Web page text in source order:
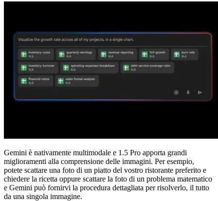
Gemini è nativamente multimodale e 1.5 Pro apporta grandi
miglioramenti alla comprensione delle immagini. Per esempio,
potete scattare una foto di un piatto del vostro ristorante preferito e
chiedere la ricetta oppure scattare la foto di un problema matematico
e Gemini può fornirvi la procedura dettagliata per risolverlo, il tutto
da una singola immagine.